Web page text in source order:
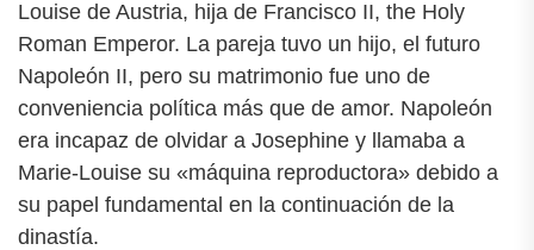
Louise de Austria, hija de Francisco II, the Holy
Roman Emperor. La pareja tuvo un hijo, el futuro
Napoleón II, pero su matrimonio fue uno de
conveniencia política más que de amor. Napoleón
era incapaz de olvidar a Josephine y llamaba a
Marie-Louise su «máquina reproductora» debido a
su papel fundamental en la continuación de la
dinastía.